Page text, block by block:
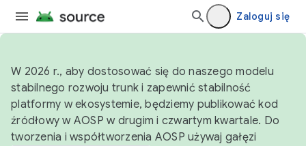
Zaloguj się
W 2026 r., aby dostosować się do naszego modelu
stabilnego rozwoju trunk i zapewnić stabilność
platformy w ekosystemie, będziemy publikować kod
źródłowy w AOSP w drugim i czwartym kwartale. Do
tworzenia i współtworzenia AOSP używaj gałęzi